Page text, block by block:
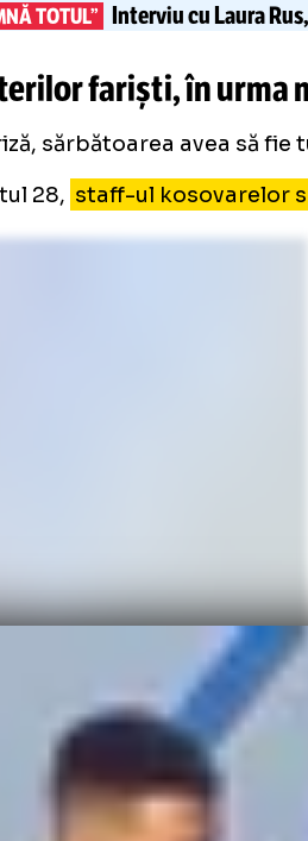
TOTUL” Interviu cu Laura
fariști, în urma
sărbătoarea avea să
28, staff-ul kosovarelor